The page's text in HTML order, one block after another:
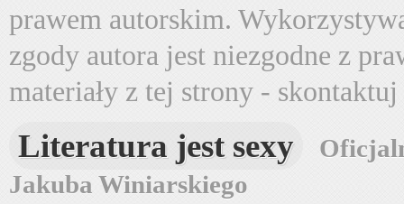
prawem autorskim.
zgody autora jest niezgodne z
materiały z tej strony -
Literatura jest sexy
Jakuba Winiarskiego